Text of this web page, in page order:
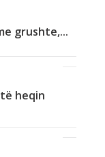
grushte,...
heqin